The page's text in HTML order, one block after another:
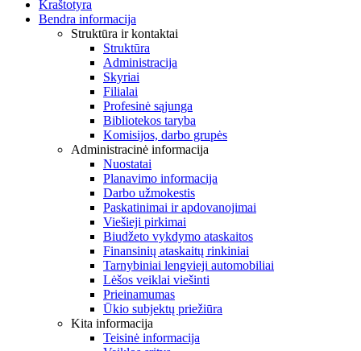
Kraštotyra
Bendra informacija
Struktūra ir kontaktai
Struktūra
Administracija
Skyriai
Filialai
Profesinė sąjunga
Bibliotekos taryba
Komisijos, darbo grupės
Administracinė informacija
Nuostatai
Planavimo informacija
Darbo užmokestis
Paskatinimai ir apdovanojimai
Viešieji pirkimai
Biudžeto vykdymo ataskaitos
Finansinių ataskaitų rinkiniai
Tarnybiniai lengvieji automobiliai
Lėšos veiklai viešinti
Prieinamumas
Ūkio subjektų priežiūra
Kita informacija
Teisinė informacija